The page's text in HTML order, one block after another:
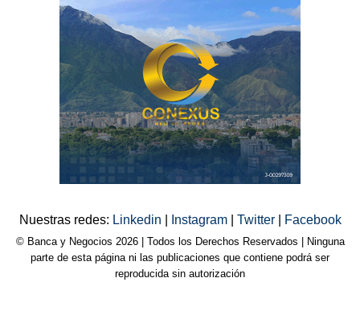
Nuestras redes: Linkedin Instagram Twitter Facebook
© Banca y Negocios 2026 | Todos los Derechos Reservados | Ninguna
parte de esta página ni las publicaciones que contiene podrá ser
reproducida sin autorización